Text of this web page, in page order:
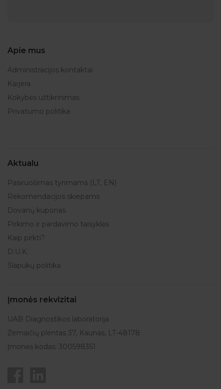
Apie mus
Administracijos kontaktai
Karjera
Kokybės užtikrinimas
Privatumo politika
Aktualu
Pasiruošimas tyrimams (LT, EN)
Rekomendacijos skiepams
Dovanų kuponas
Pirkimo ir pardavimo taisyklės
Kaip pirkti?
D.U.K.
Slapukų politika
Įmonės rekvizitai
UAB Diagnostikos laboratorija
Žemaičių plentas 37, Kaunas, LT-48178
Įmonės kodas: 300598351